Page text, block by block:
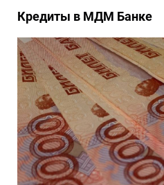
Кредиты в МДМ Банке